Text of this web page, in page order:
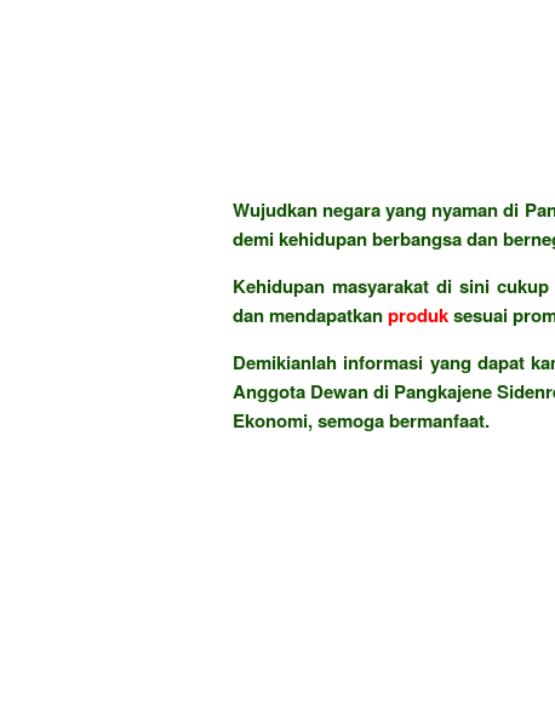
Wujudkan negara yang nyaman di
demi kehidupan berbangsa dan
Kehidupan masyarakat di sini
dan mendapatkanproduksesuai
Demikianlah informasi yang dapat
Anggota Dewan di Pangkajene
Ekonomi, semoga bermanfaat.